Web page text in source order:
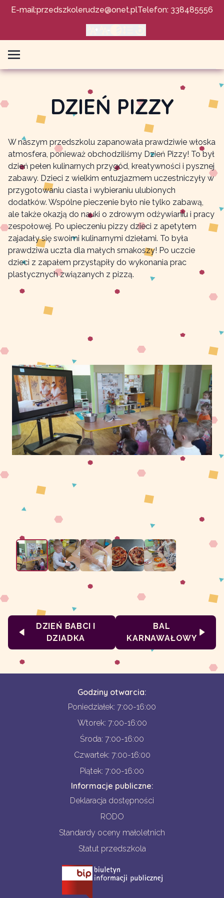
E-mail:przedszkolerudze@onet.plTelefon: 338485556
DZIEŃ PIZZY
W naszym przedszkolu zapanowała prawdziwie włoska
atmosfera, ponieważ obchodziliśmy Dzień Pizzy! To był
dzień pełen kulinarnych przygód, kreatywności i pysznej
zabawy. Dzieci z wielkim entuzjazmem uczestniczyły w
przygotowaniu ciasta i wybieraniu ulubionych
dodatków. Wspólne pieczenie było nie tylko zabawą,
ale także okazją do nauki o zdrowym odżywianiu i pracy
zespołowej. Po upieczeniu pizzy dzieci z apetytem
zajadały się swoimi kulinarnymi dziełami. To była
prawdziwa uczta dla małych smakoszy! Po uczcie
dzieci z zapałem przystąpiły do wykonania prac
plastycznych związanych z pizzą.
DZIEŃ BABCI I
DZIADKA
BAL
KARNAWAŁOWY
Godziny otwarcia:
Poniedziałek: 7:00-16:00
Wtorek: 7:00-16:00
Środa: 7:00-16:00
Czwartek: 7:00-16:00
Piątek: 7:00-16:00
Informacje publiczne:
Deklaracja dostępności
RODO
Standardy oceny małoletnich
Statut przedszkola